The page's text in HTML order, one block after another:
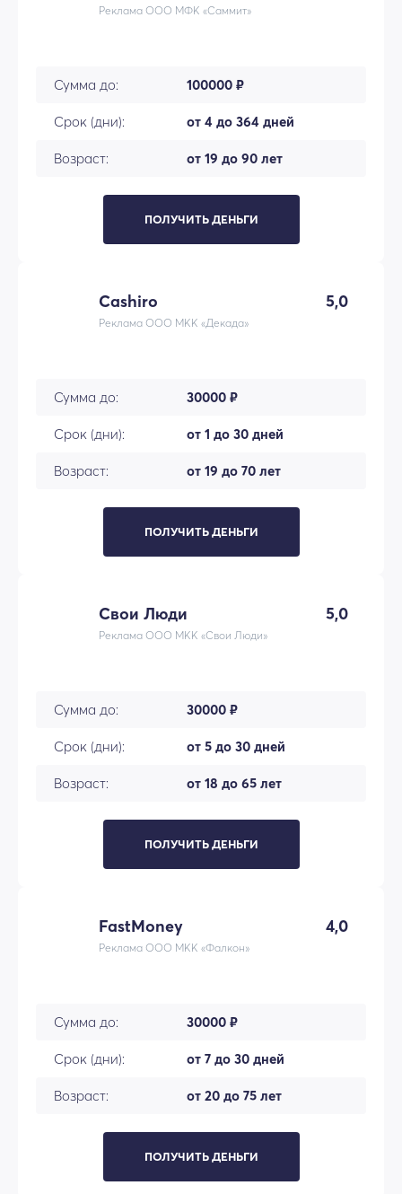
Реклама ООО МФК «Саммит»
Сумма до: 100000 ₽
Срок (дни): от 4 до 364 дней
Возраст: от 19 до 90 лет
ПОЛУЧИТЬ ДЕНЬГИ
Cashiro 5,0
Реклама ООО МКК «Декада»
Сумма до: 30000 ₽
Срок (дни): от 1 до 30 дней
Возраст: от 19 до 70 лет
ПОЛУЧИТЬ ДЕНЬГИ
Свои Люди 5,0
Реклама ООО МКК «Свои Люди»
Сумма до: 30000 ₽
Срок (дни): от 5 до 30 дней
Возраст: от 18 до 65 лет
ПОЛУЧИТЬ ДЕНЬГИ
FastMoney 4,0
Реклама ООО МКК «Фалкон»
Сумма до: 30000 ₽
Срок (дни): от 7 до 30 дней
Возраст: от 20 до 75 лет
ПОЛУЧИТЬ ДЕНЬГИ